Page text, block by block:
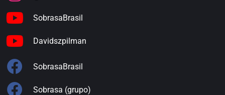
SobrasaBrasil
Davidszpilman
SobrasaBrasil
Sobrasa (grupo)